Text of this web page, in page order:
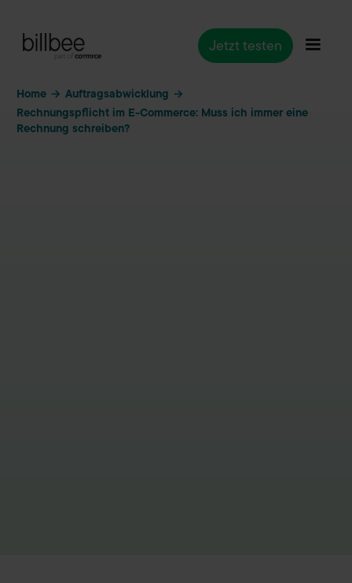
Jetzt testen
Home → Auftragsabwicklung →
Rechnungspflicht im E-Commerce: Muss ich immer eine
Rechnung schreiben?